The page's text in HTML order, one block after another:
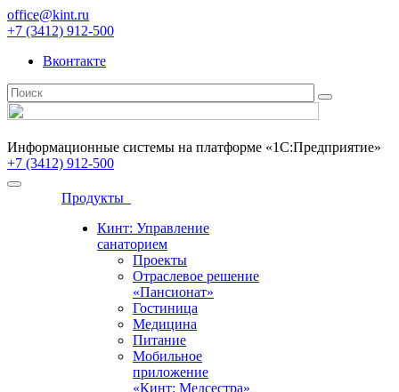
office@kint.ru
+7 (3412) 912-500
Вконтакте
Информационные системы на платформе «1С:Предприятие»
+7 (3412) 912-500
Продукты
Кинт: Управление
санаторием
Проекты
Отраслевое решение
«Пансионат»
Гостиница
Медицина
Питание
Мобильное
приложение
«Кинт: Медсестра»